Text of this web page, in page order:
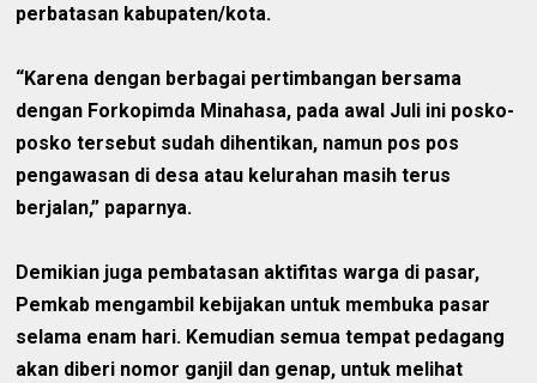
perbatasan kabupaten/kota.
“Karena dengan berbagai pertimbangan bersama
dengan Forkopimda Minahasa, pada awal Juli ini posko-
posko tersebut sudah dihentikan, namun pos pos
pengawasan di desa atau kelurahan masih terus
berjalan,” paparnya.
Demikian juga pembatasan aktifitas warga di pasar,
Pemkab mengambil kebijakan untuk membuka pasar
selama enam hari. Kemudian semua tempat pedagang
akan diberi nomor ganjil dan genap, untuk melihat